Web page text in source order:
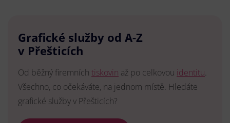
Grafické služby od A-Z
v Přešticích
Od běžný firemních tiskovin až po celkovou identitu.
Všechno, co očekáváte, na jednom místě. Hledáte
grafické služby v Přešticích?